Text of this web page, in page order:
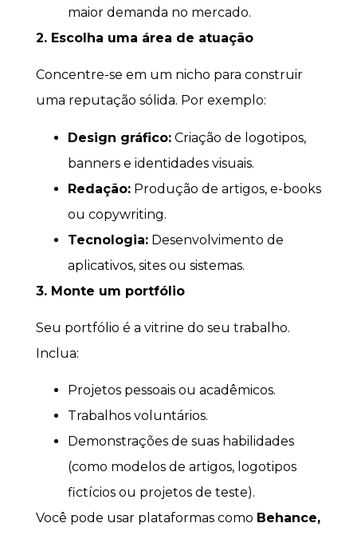
maior demanda no mercado.
2. Escolha uma área de atuação
Concentre-se em um nicho para construir
uma reputação sólida. Por exemplo:
Design gráfico: Criação de logotipos,
banners e identidades visuais.
Redação: Produção de artigos, e-books
ou copywriting.
Tecnologia: Desenvolvimento de
aplicativos, sites ou sistemas.
3. Monte um portfólio
Seu portfólio é a vitrine do seu trabalho.
Inclua:
Projetos pessoais ou acadêmicos.
Trabalhos voluntários.
Demonstrações de suas habilidades
(como modelos de artigos, logotipos
fictícios ou projetos de teste).
Você pode usar plataformas como Behance,